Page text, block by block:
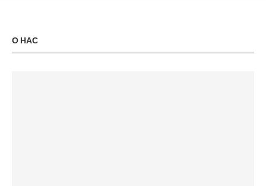
О НАС